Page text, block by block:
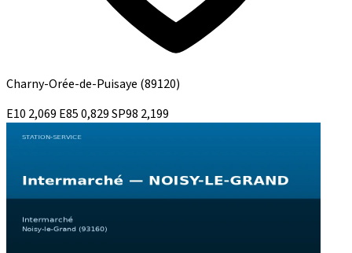
Charny-Orée-de-Puisaye (89120)
E10 2,069 E850,829SP98 2,199